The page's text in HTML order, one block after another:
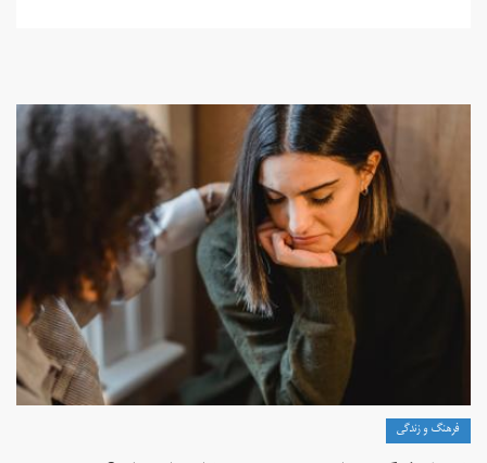
فرهنگ و زندگی